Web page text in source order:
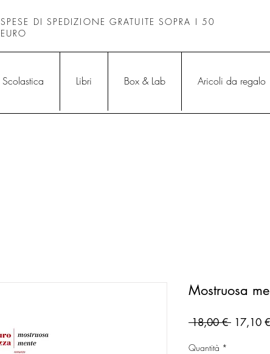
SPESE DI SPEDIZIONE GRATUITE SOPRA I 50
EURO
Scolastica Libri Box & Lab Aricoli da regalo
Mostruosa
18,00 € Prezzo
17,10 €
Quantità *